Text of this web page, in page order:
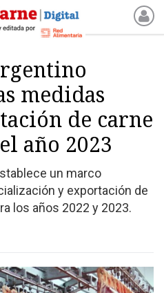
medidas
de carne
año 2023
un marco
y exportación de
los años 2022 y 2023.